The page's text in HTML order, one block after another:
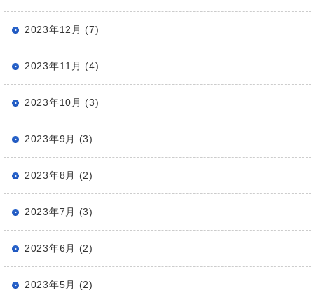
2023年12月 (7)
2023年11月 (4)
2023年10月 (3)
2023年9月 (3)
2023年8月 (2)
2023年7月 (3)
2023年6月 (2)
2023年5月 (2)